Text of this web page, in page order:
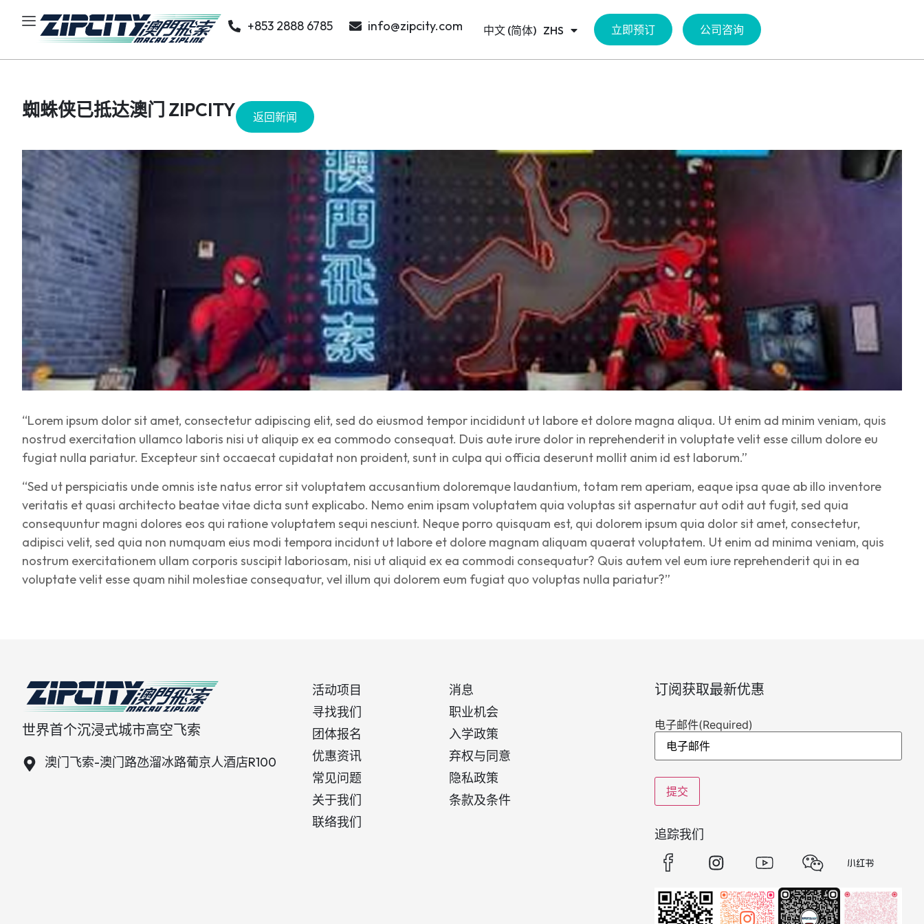
+853 2888 6785 info@zipcity.com 中文 (简体) ZHS
한국어 KO 立即预订 公司咨询
蜘蛛侠已抵达澳门 ZIPCITY 返回新闻
“Lorem ipsum dolor sit amet, consectetur adipiscing elit, sed do eiusmod tempor incididunt ut labore et dolore magna aliqua. Ut enim ad minim veniam, quis
nostrud exercitation ullamco laboris nisi ut aliquip ex ea commodo consequat. Duis aute irure dolor in reprehenderit in voluptate velit esse cillum dolore eu
fugiat nulla pariatur. Excepteur sint occaecat cupidatat non proident, sunt in culpa qui officia deserunt mollit anim id est laborum.”
“Sed ut perspiciatis unde omnis iste natus error sit voluptatem accusantium doloremque laudantium, totam rem aperiam, eaque ipsa quae ab illo inventore
veritatis et quasi architecto beatae vitae dicta sunt explicabo. Nemo enim ipsam voluptatem quia voluptas sit aspernatur aut odit aut fugit, sed quia
consequuntur magni dolores eos qui ratione voluptatem sequi nesciunt. Neque porro quisquam est, qui dolorem ipsum quia dolor sit amet, consectetur,
adipisci velit, sed quia non numquam eius modi tempora incidunt ut labore et dolore magnam aliquam quaerat voluptatem. Ut enim ad minima veniam, quis
nostrum exercitationem ullam corporis suscipit laboriosam, nisi ut aliquid ex ea commodi consequatur? Quis autem vel eum iure reprehenderit qui in ea
voluptate velit esse quam nihil molestiae consequatur, vel illum qui dolorem eum fugiat quo voluptas nulla pariatur?”
世界首个沉浸式城市高空飞索
澳门飞索-澳门路氹溜冰路葡京人酒店R100
活动项目
寻找我们
团体报名
优惠资讯
常见问题
关于我们
联络我们
消息
职业机会
入学政策
弃权与同意
隐私政策
条款及条件
订阅获取最新优惠
电子邮件(Required)
追踪我们